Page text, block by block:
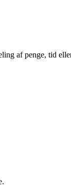
af penge, tid